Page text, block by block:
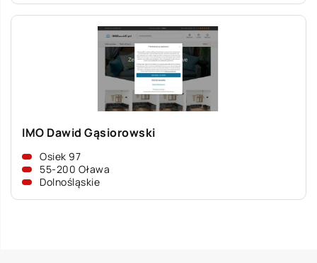
IMO Dawid Gąsiorowski
Osiek 97
55-200 Oława
Dolnośląskie